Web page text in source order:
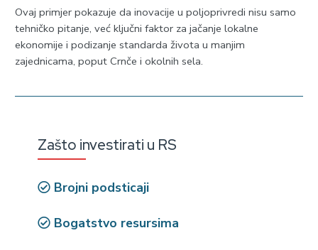
Ovaj primjer pokazuje da inovacije u poljoprivredi nisu samo
tehničko pitanje, već ključni faktor za jačanje lokalne
ekonomije i podizanje standarda života u manjim
zajednicama, poput Crnče i okolnih sela.
Zašto investirati u RS
Brojni podsticaji
Bogatstvo resursima